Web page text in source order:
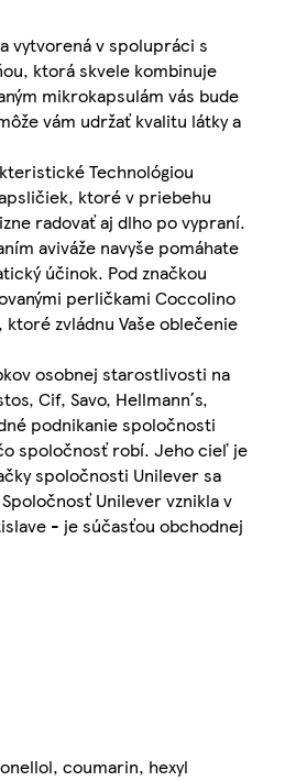
vytvorená v spolupráci s
ktorá skvele kombinuje
mikrokapsulám vás bude
vám udržať kvalitu látky a
Technológiou
ktoré v priebehu
radovať aj dlho po vypraní.
aviváže navyše pomáhate
účinok. Pod značkou
perličkami Coccolino
zvládnu Vaše oblečenie
osobnej starostlivosti na
Cif, Savo, Hellmann´s,
podnikanie spoločnosti
spoločnosť robí. Jeho cieľ je
spoločnosti Unilever sa
Unilever vznikla v
- je súčasťou obchodnej
coumarin, hexyl